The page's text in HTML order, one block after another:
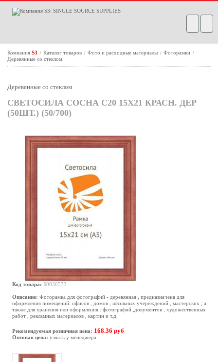
Компания S3 / Каталог товаров / Фото и расходные материалы / Фоторамки /
Деревянные со стеклом
Деревянные со стеклом
СВЕТОСИЛА СОСНА C20 15Х21 КРАСН. ДЕР
(50ШТ.) (50/700)
Код товара: Б0030573
Описание: Фоторамка для фотографий - деревянная , предназначена для
оформления помещений: офисов , домов , школьных учереждений , мастерских ; а
также для хранения или оформления : фотографий ,документов , художественных
работ , рекламных материалов , картин и т.д.
Рекомендуемая розничная цена: 168.36 руб
Оптовая цена: узнать у менеджера